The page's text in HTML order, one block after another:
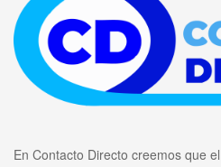
En Contacto Directo creemos que